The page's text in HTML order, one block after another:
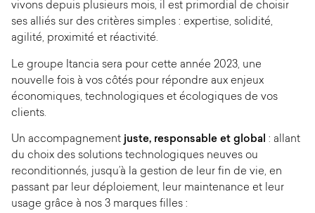
vivons depuis plusieurs mois, il est primordial de choisir
ses alliés sur des critères simples : expertise, solidité,
agilité, proximité et réactivité.
Le groupe Itancia sera pour cette année 2023, une
nouvelle fois à vos côtés pour répondre aux enjeux
économiques, technologiques et écologiques de vos
clients.
Un accompagnement juste, responsable et global : allant
du choix des solutions technologiques neuves ou
reconditionnés, jusqu’à la gestion de leur fin de vie, en
passant par leur déploiement, leur maintenance et leur
usage grâce à nos 3 marques filles :